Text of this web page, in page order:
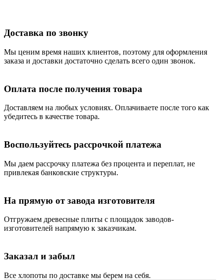
Доставка по звонку
Мы ценим время наших клиентов, поэтому для оформления
заказа и доставки достаточно сделать всего один звонок.
Оплата после получения товара
Доставляем на любых условиях. Оплачиваете после того как
убедитесь в качестве товара.
Воспользуйтесь рассрочкой платежа
Мы даем рассрочку платежа без процента и переплат, не
привлекая банковские структуры.
На прямую от завода изготовителя
Отгружаем древесные плиты с площадок заводов-
изготовителей напрямую к заказчикам.
Заказал и забыл
Все хлопоты по доставке мы берем на себя.